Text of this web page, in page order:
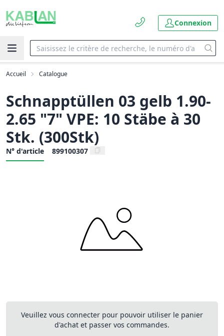
Connexion
Accueil Catalogue
Schnapptüllen 03 gelb 1.90-
2.65 "7" VPE: 10 Stäbe à 30
Stk. (300Stk)
N° d'article 899100307
Veuillez vous connecter pour pouvoir utiliser le panier
d'achat et passer vos commandes.